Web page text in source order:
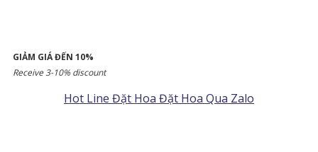
GIẢM GIÁ ĐẾN 10%
Receive 3-10% discount
Hot Line Đặt Hoa Đặt Hoa Qua Zalo